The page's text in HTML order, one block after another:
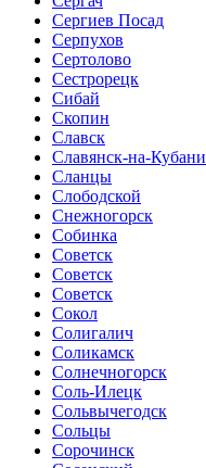
Сергиев Посад
Серпухов
Сертолово
Сестрорецк
Сибай
Скопин
Славск
Славянск-на-Кубани
Сланцы
Слободской
Снежногорск
Собинка
Советск
Советск
Советск
Сокол
Солигалич
Соликамск
Солнечногорск
Соль-Илецк
Сольвычегодск
Сольцы
Сорочинск